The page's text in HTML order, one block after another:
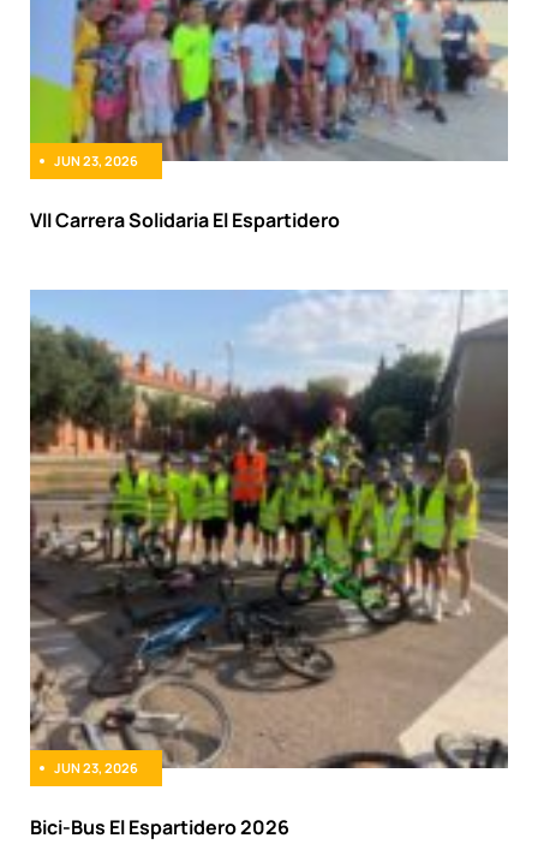
JUN 23, 2026
VII Carrera Solidaria El Espartidero
JUN 23, 2026
Bici-Bus El Espartidero 2026